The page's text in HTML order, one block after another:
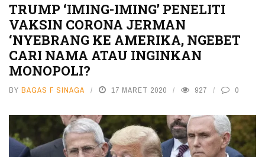
TRUMP ‘IMING-IMING’ PENELITI
VAKSIN CORONA JERMAN
‘NYEBRANG KE AMERIKA, NGEBET
CARI NAMA ATAU INGINKAN
MONOPOLI?
BY BAGAS F SINAGA 17 MARET 2020 927 0